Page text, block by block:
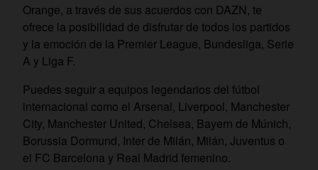
Orange, a través de sus acuerdos con DAZN, te
ofrece la posibilidad de disfrutar de todos los partidos
y la emoción de la Premier League, Bundesliga, Serie
A y Liga F.
Puedes seguir a equipos legendarios del fútbol
internacional como el Arsenal, Liverpool, Manchester
City, Manchester United, Chelsea, Bayern de Múnich,
Borussia Dormund, Inter de Milán, Milán, Juventus o
el FC Barcelona y Real Madrid femenino.